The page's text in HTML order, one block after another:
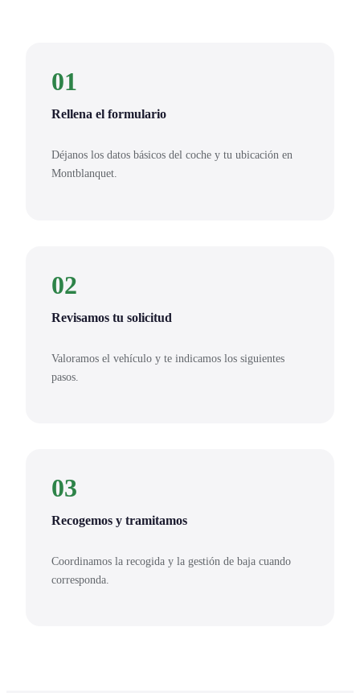
01
Rellena el formulario
Déjanos los datos básicos del coche y tu ubicación en
Montblanquet.
02
Revisamos tu solicitud
Valoramos el vehículo y te indicamos los siguientes
pasos.
03
Recogemos y tramitamos
Coordinamos la recogida y la gestión de baja cuando
corresponda.